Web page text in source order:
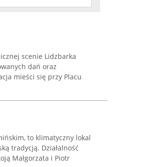
scenie Lidzbarka
dań oraz
mieści się przy Placu
to klimatyczny lokal
tradycją. Działalność
Małgorzata i Piotr